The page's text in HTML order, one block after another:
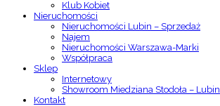
Klub Kobiet
Nieruchomości
Nieruchomości Lubin – Sprzedaż
Najem
Nieruchomości Warszawa-Marki
Współpraca
Sklep
Internetowy
Showroom Miedziana Stodoła – Lubin
Kontakt